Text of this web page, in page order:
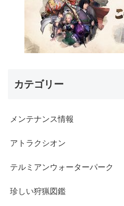
カテゴリー
メンテナンス情報
アトラクシオン
テルミアンウォーターパーク
珍しい狩猟図鑑